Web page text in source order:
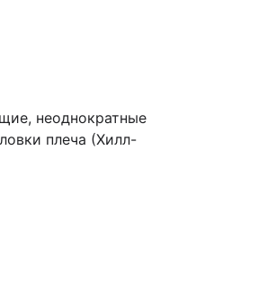
неоднократные
плеча (Хилл-